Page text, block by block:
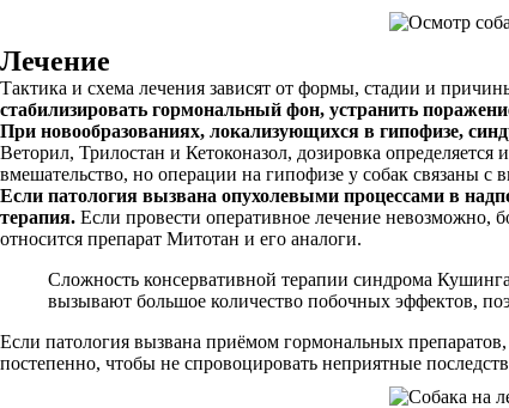
Лечение
Тактика и схема лечения зависят от формы, стадии и
стабилизировать гормональный фон, устранить
При новообразованиях, локализующихся в гипофизе,
Веторил, Трилостан и Кетоконазол, дозировка
вмешательство, но операции на гипофизе у собак связаны
Если патология вызвана опухолевыми процессами в
терапия. Если провести оперативное лечение невозможно,
относится препарат Митотан и его аналоги.
Сложность консервативной терапии синдрома
вызывают большое количество побочных эффектов,
Если патология вызвана приёмом гормональных
постепенно, чтобы не спровоцировать неприятные